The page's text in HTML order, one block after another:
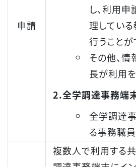
申請
し、利用
理してい
行うことが
その他、
長が利用
2.全学調達事務端
全学調達
る事務職員
複数人で利用する